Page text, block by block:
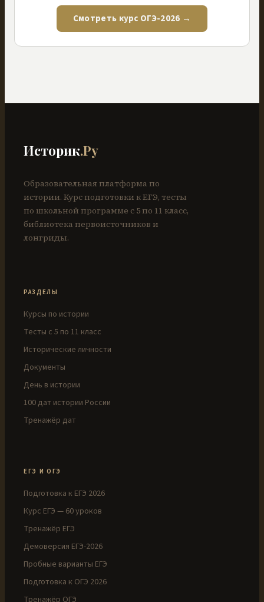
Смотреть курс ОГЭ-2026 →
Историк.Ру
Образовательная платформа по
истории. Курс подготовки к ЕГЭ, тесты
по школьной программе с 5 по 11 класс,
библиотека первоисточников и
лонгриды.
РАЗДЕЛЫ
Курсы по истории
Тесты с 5 по 11 класс
Исторические личности
Документы
День в истории
100 дат истории России
Тренажёр дат
ЕГЭ И ОГЭ
Подготовка к ЕГЭ 2026
Курс ЕГЭ — 60 уроков
Тренажёр ЕГЭ
Демоверсия ЕГЭ-2026
Пробные варианты ЕГЭ
Подготовка к ОГЭ 2026
Тренажёр ОГЭ